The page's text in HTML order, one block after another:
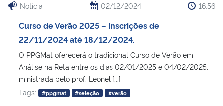
Notícia 02/12/2024 16:56
Curso de Verão 2025 – Inscrições de
22/11/2024 até 18/12/2024.
O PPGMat oferecerá o tradicional Curso de Verão em
Análise na Reta entre os dias 02/01/2025 e 04/02/2025,
ministrada pelo prof. Leonel [...]
Tags:
#ppgmat #seleção #verão